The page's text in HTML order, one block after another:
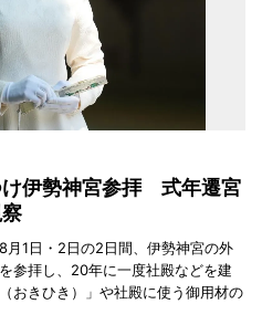
け伊勢神宮参拝 式年遷宮
月1日・2日の2日間、伊勢神宮の外
参拝し、20年に一度社殿などを建
おきひき）」や社殿に使う御用材の